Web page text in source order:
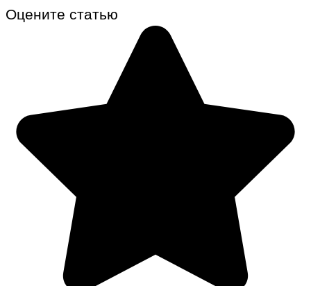
Оцените статью